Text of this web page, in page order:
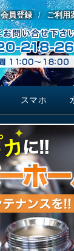
会員登録 ご利用
スマホ